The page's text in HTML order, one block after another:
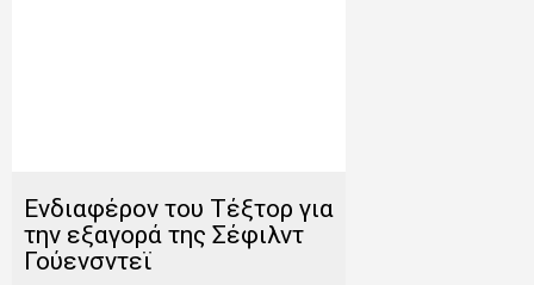
Ενδιαφέρον του Τέξτορ για
την εξαγορά της Σέφιλντ
Γούενσντεϊ